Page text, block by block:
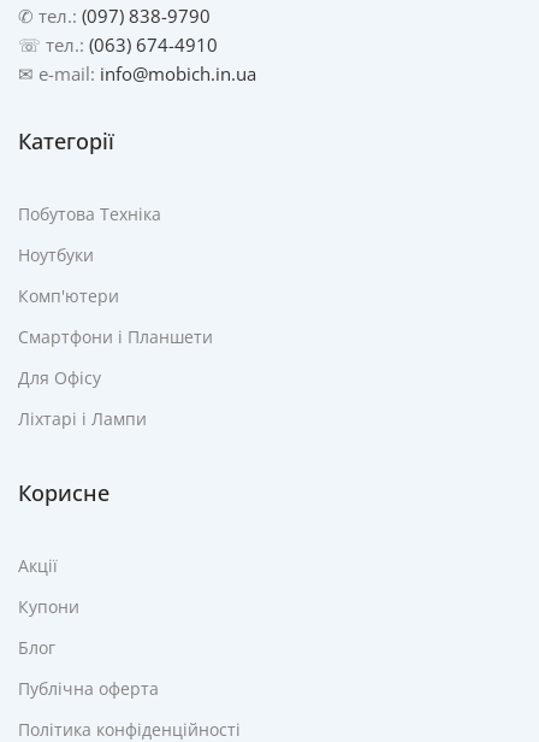
✆ тел.: (097) 838-9790
☏ тел.: (063) 674-4910
✉ e-mail: info@mobich.in.ua
Категорії
Побутова Техніка
Ноутбуки
Комп'ютери
Смартфони і Планшети
Для Офісу
Ліхтарі і Лампи
Корисне
Акції
Купони
Блог
Публічна оферта
Політика конфіденційності